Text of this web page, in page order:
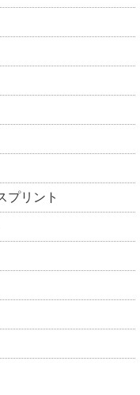
プリント